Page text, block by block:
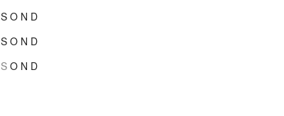
S O N D
S O N D
S O N D